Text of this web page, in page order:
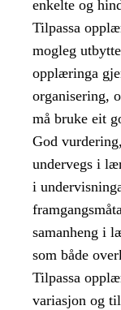
enkelte og
Tilpassa
mogleg
opplæringa
organisering,
må bruke eit
God
undervegs i
i
samanheng i
som både
Tilpassa
variasjon og